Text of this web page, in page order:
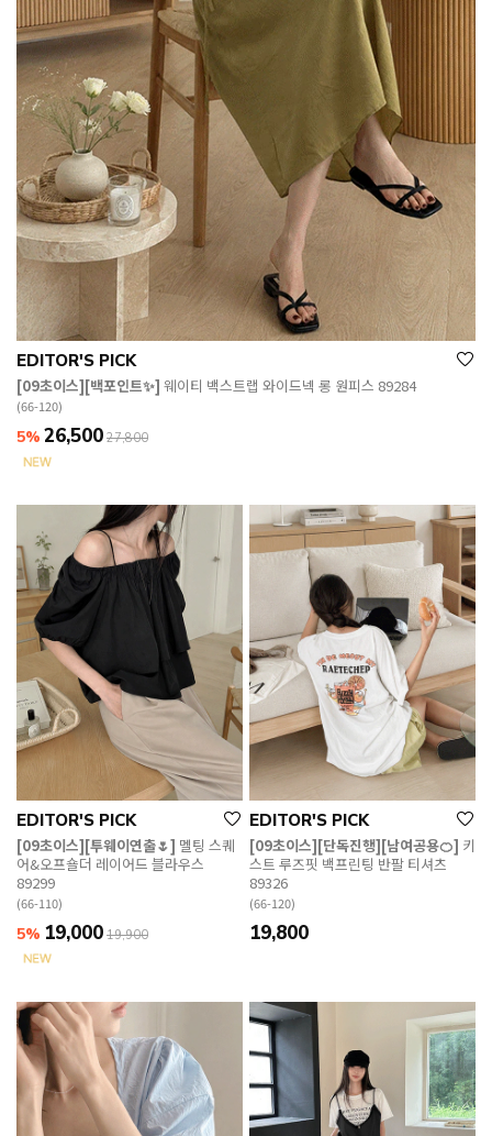
EDITOR'S PICK
[09초이스][백포인트✨] 웨이티 백스트랩 와이드넥 롱 원피스 89284
(66-120)
5% 26,500 27,800
EDITOR'S PICK
[09초이스][투웨이연출🌷] 멜팅 스퀘
어&오프숄더 레이어드 블라우스
89299
(66-110)
5% 19,000 19,900
EDITOR'S PICK
[09초이스][단독진행][남여공용🍊] 키
스트 루즈핏 백프린팅 반팔 티셔츠
89326
(66-120)
19,800